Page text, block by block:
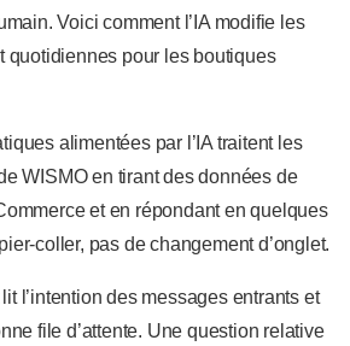
Voici comment l’IA modifie les
quotidiennes pour les boutiques
alimentées par l’IA traitent les
WISMO en tirant des données de
et en répondant en quelques
coller, pas de changement d’onglet.
l’intention des messages entrants et
file d’attente. Une question relative